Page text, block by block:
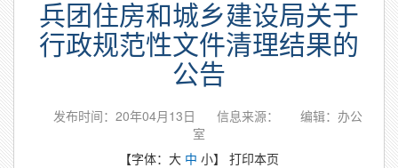
兵团住房和城乡建设局关于
行政规范性文件清理结果的
公告
发布时间：20年04月13日 信息来源：
编辑：办公
室
【字体： 大 中 小】 打印本页